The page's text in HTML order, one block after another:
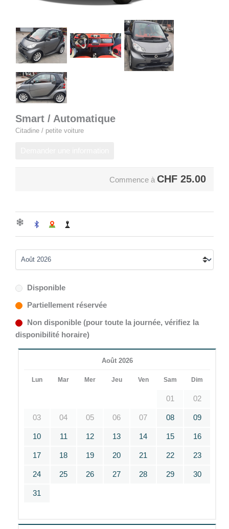
Smart / Automatique
Citadine / petite voiture
Commence à CHF 25.00
Disponible
Partiellement réservée
Non disponible (pour toute la journée, vérifiez la
disponibilité horaire)
Août 2026
Lun Mar Mer Jeu Ven Sam Dim
01 02
03 04 05 06 07 08 09
10 11 12 13 14 15 16
17 18 19 20 21 22 23
24 25 26 27 28 29 30
31